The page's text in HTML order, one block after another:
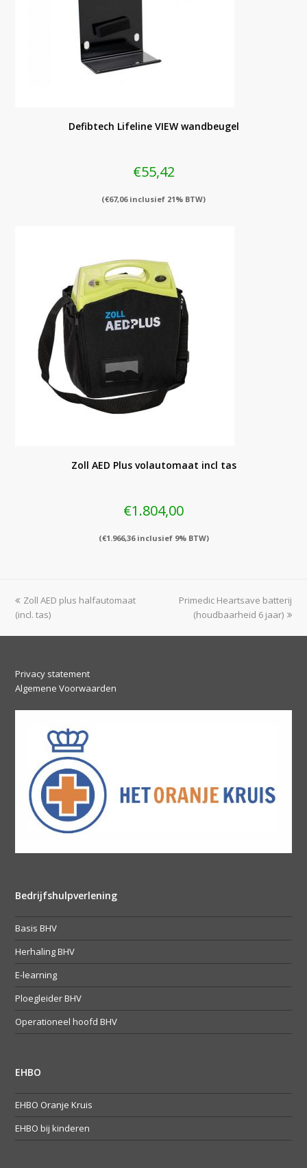
Defibtech Lifeline VIEW wandbeugel
€55,42
(€67,06inclusief 21% BTW)
Zoll AED Plus volautomaat incl tas
€1.804,00
(€1.966,36inclusief 9% BTW)
previous
post:
Zoll AED plus halfautomaat
(incl. tas)
next
post:
Primedic Heartsave batterij
(houdbaarheid 6 jaar)
Privacy statement
Algemene Voorwaarden
Bedrijfshulpverlening
Basis BHV
Herhaling BHV
E-learning
Ploegleider BHV
Operationeel hoofd BHV
EHBO
EHBO Oranje Kruis
EHBO bij kinderen